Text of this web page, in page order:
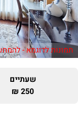
תמונות לדוגמא -
שעתיים
250 ₪